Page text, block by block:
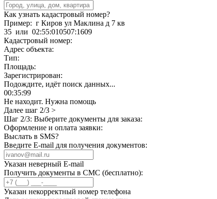
Как узнать кадастровый номер?
Пример: г Киров ул Маклина д 7 кв
35 или 02:55:010507:1609
Кадастровый номер:
Адрес объекта:
Тип:
Площадь:
Зарегистрирован:
Подождите, идёт поиск данных...
00:35:99
Не находит. Нужна помощь
Далее шаг 2/3 >
Шаг 2/3: Выберите документы для заказа:
Оформление и оплата заявки:
Выслать в SMS?
Введите E-mail для получения документов:
Указан неверный E-mail
Получить документы в СМС (бесплатно):
Указан некорректный номер телефона